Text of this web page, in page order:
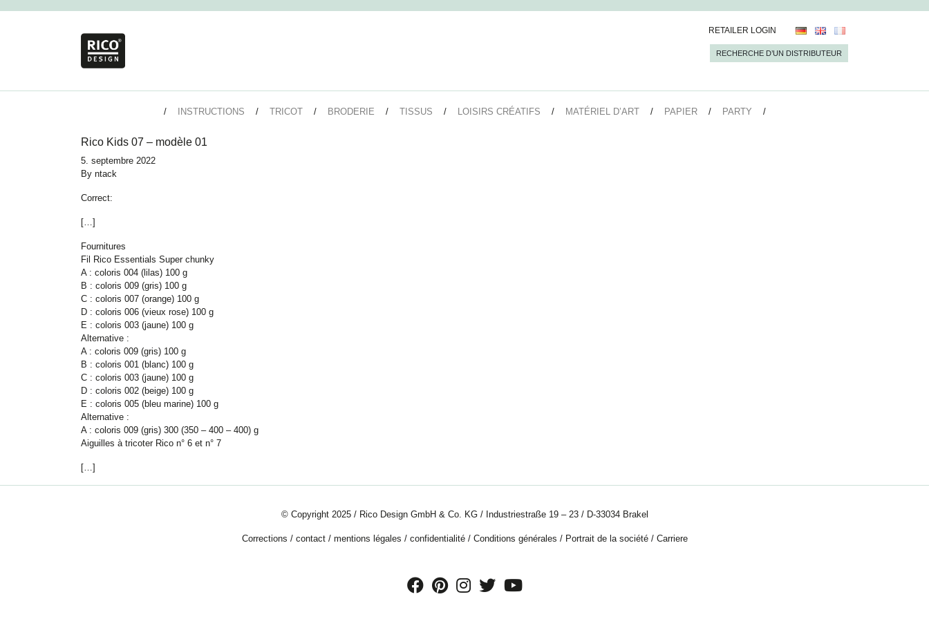
RETAILER LOGIN
RECHERCHE D’UN DISTRIBUTEUR
INSTRUCTIONS TRICOT BRODERIE TISSUS LOISIRS CRÉATIFS MATÉRIEL D’ART PAPIER PARTY
Rico Kids 07 – modèle 01
5. septembre 2022
By ntack
Correct:
[…]
Fournitures
Fil Rico Essentials Super chunky
A : coloris 004 (lilas) 100 g
B : coloris 009 (gris) 100 g
C : coloris 007 (orange) 100 g
D : coloris 006 (vieux rose) 100 g
E : coloris 003 (jaune) 100 g
Alternative :
A : coloris 009 (gris) 100 g
B : coloris 001 (blanc) 100 g
C : coloris 003 (jaune) 100 g
D : coloris 002 (beige) 100 g
E : coloris 005 (bleu marine) 100 g
Alternative :
A : coloris 009 (gris) 300 (350 – 400 – 400) g
Aiguilles à tricoter Rico n° 6 et n° 7
[…]
© Copyright 2025 / Rico Design GmbH & Co. KG / Industriestraße 19 – 23 / D-33034 Brakel
Corrections / contact/ mentions légales / confidentialité/ Conditions générales / Portrait de la société/ Carriere